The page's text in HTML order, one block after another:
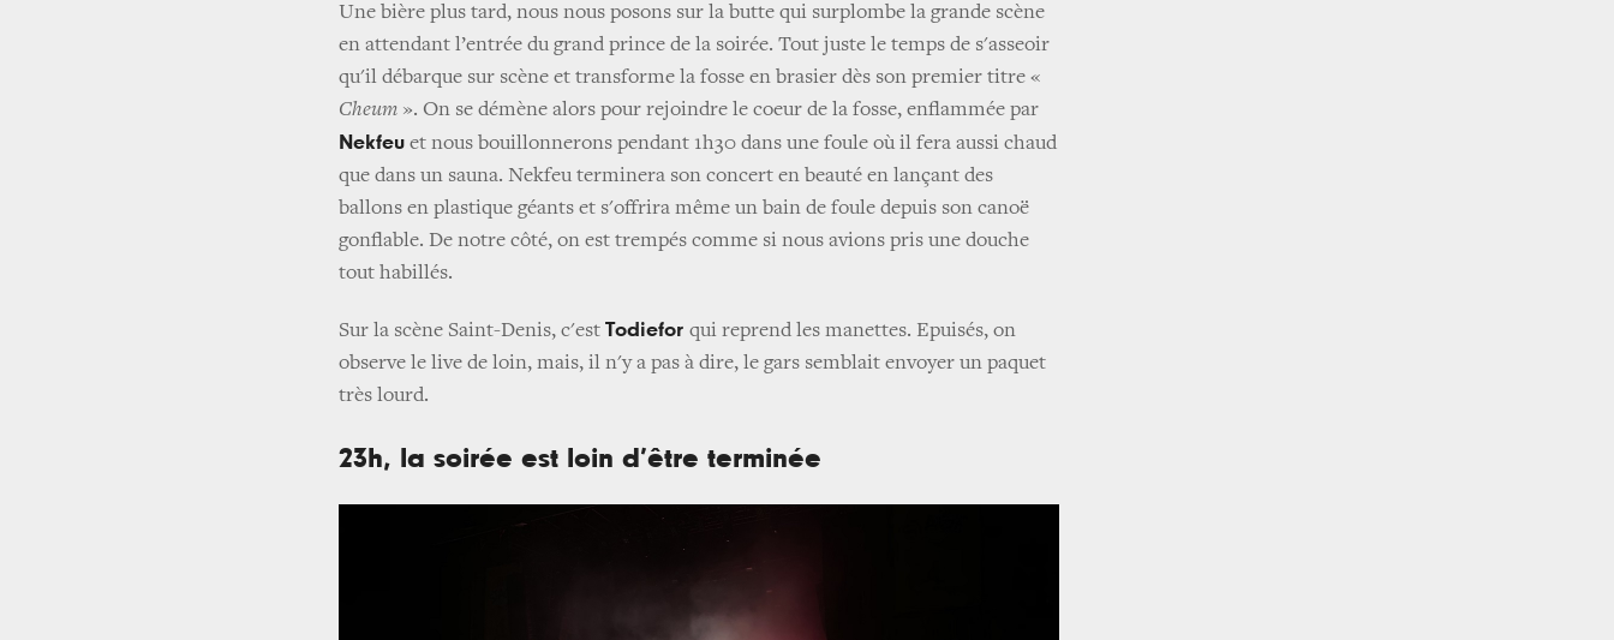
Une bière plus tard, nous nous posons sur la butte qui surplombe la grande scène
en attendant l’entrée du grand prince de la soirée. Tout juste le temps de s'asseoir
qu'il débarque sur scène et transforme la fosse en brasier dès son premier titre «
Cheum ». On se démène alors pour rejoindre le coeur de la fosse, enflammée par
Nekfeu et nous bouillonnerons pendant 1h30 dans une foule où il fera aussi chaud
que dans un sauna. Nekfeu terminera son concert en beauté en lançant des
ballons en plastique géants et s'offrira même un bain de foule depuis son canoë
gonflable. De notre côté, on est trempés comme si nous avions pris une douche
tout habillés.
Sur la scène Saint-Denis, c'est Todiefor qui reprend les manettes. Epuisés, on
observe le live de loin, mais, il n'y a pas à dire, le gars semblait envoyer un paquet
très lourd.
23h, la soirée est loin d’être terminée